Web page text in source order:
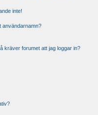
inte!
användarnamn?
kräver forumet att jag loggar in?